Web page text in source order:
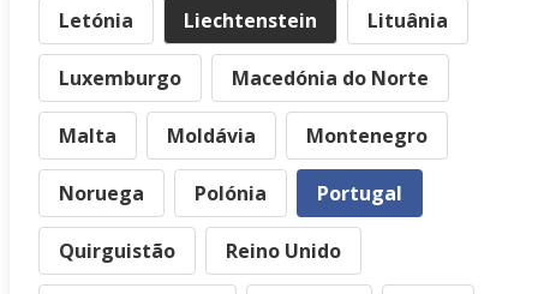
Letónia Liechtenstein Lituânia
Luxemburgo Macedónia do Norte
Malta Moldávia Montenegro
Noruega Polónia Portugal
Quirguistão Reino Unido